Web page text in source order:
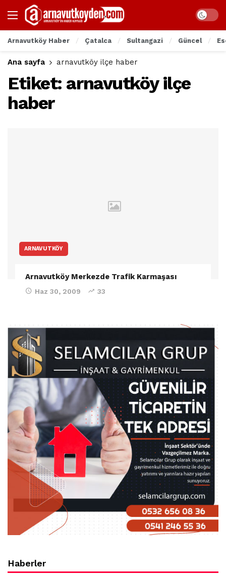
Arnavutköy Haber Çatalca Sultangazi Güncel
Ana sayfa arnavutköy ilçe haber
Etiket: arnavutköy ilçe
haber
ARNAVUTKÖY
Arnavutköy Merkezde Trafik Karmaşası
Haz 30, 2009 33
Haberler